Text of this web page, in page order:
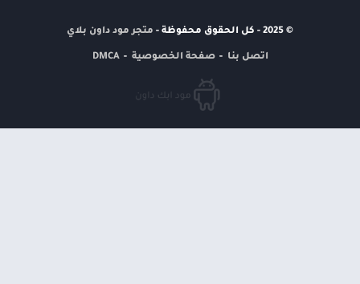
© 2025 - كل الحقوق محفوظة - متجر مود داون بلاي
اتصل بنا صفحة الخصوصية DMCA